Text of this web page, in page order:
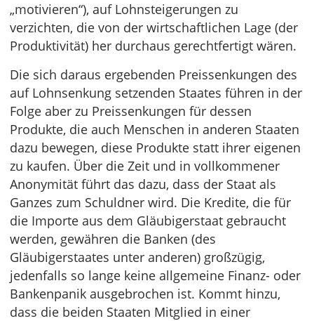
„motivieren“), auf Lohnsteigerungen zu
verzichten, die von der wirtschaftlichen Lage (der
Produktivität) her durchaus gerechtfertigt wären.
Die sich daraus ergebenden Preissenkungen des
auf Lohnsenkung setzenden Staates führen in der
Folge aber zu Preissenkungen für dessen
Produkte, die auch Menschen in anderen Staaten
dazu bewegen, diese Produkte statt ihrer eigenen
zu kaufen. Über die Zeit und in vollkommener
Anonymität führt das dazu, dass der Staat als
Ganzes zum Schuldner wird. Die Kredite, die für
die Importe aus dem Gläubigerstaat gebraucht
werden, gewähren die Banken (des
Gläubigerstaates unter anderen) großzügig,
jedenfalls so lange keine allgemeine Finanz- oder
Bankenpanik ausgebrochen ist. Kommt hinzu,
dass die beiden Staaten Mitglied in einer